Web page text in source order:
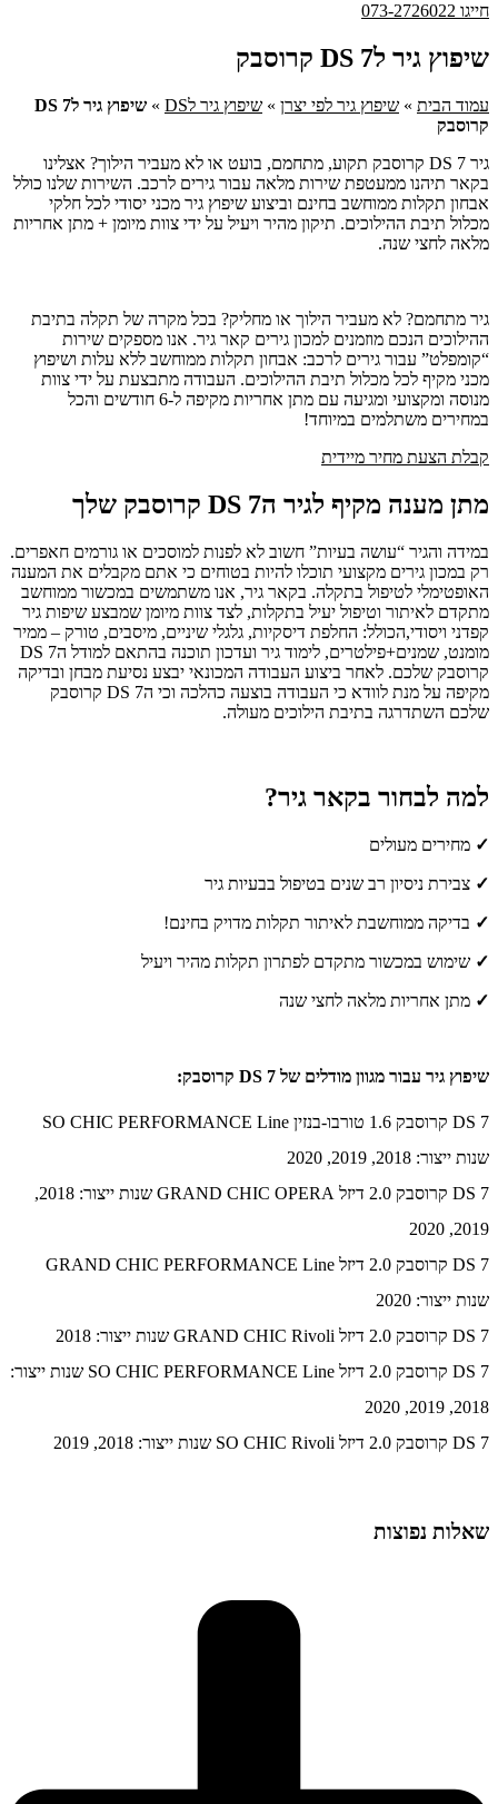
חייגו 073-2726022
שיפוץ גיר לDS 7 קרוסבק
עמוד הבית » שיפוץ גיר לפי יצרן » שיפוץ גיר לDS »
שיפוץ גיר לDS 7
קרוסבק
גיר DS 7 קרוסבק תקוע, מתחמם, בועט או לא מעביר הילוך? אצלינו
בקאר תיהנו ממעטפת שירות מלאה עבור גירים לרכב. השירות שלנו כולל
אבחון תקלות ממוחשב בחינם וביצוע שיפוץ גיר מכני יסודי לכל חלקי
מכלול תיבת ההילוכים. תיקון מהיר ויעיל על ידי צוות מיומן + מתן אחריות
מלאה לחצי שנה.
גיר מתחמם? לא מעביר הילוך או מחליק? בכל מקרה של תקלה בתיבת
ההילוכים הנכם מוזמנים למכון גירים קאר גיר. אנו מספקים שירות
“קומפלט” עבור גירים לרכב: אבחון תקלות ממוחשב ללא עלות ושיפוץ
מכני מקיף לכל מכלול תיבת ההילוכים. העבודה מתבצעת על ידי צוות
מנוסה ומקצועי ומגיעה עם מתן אחריות מקיפה ל-6 חודשים והכל
במחירים משתלמים במיוחד!
קבלת הצעת מחיר מיידית
מתן מענה מקיף לגיר הDS 7 קרוסבק שלך
במידה והגיר “עושה בעיות” חשוב לא לפנות למוסכים או גורמים חאפרים.
רק במכון גירים מקצועי תוכלו להיות בטוחים כי אתם מקבלים את המענה
האופטימלי לטיפול בתקלה. בקאר גיר, אנו משתמשים במכשור ממוחשב
מתקדם לאיתור וטיפול יעיל בתקלות, לצד צוות מיומן שמבצע שיפות גיר
קפדני ויסודי,הכולל: החלפת דיסקיות, גלגלי שיניים, מיסבים, טורק – ממיר
מומנט, שמנים+פילטרים, לימוד גיר ועדכון תוכנה בהתאם למודל הDS 7
קרוסבק שלכם. לאחר ביצוע העבודה המכונאי יבצע נסיעת מבחן ובדיקה
מקיפה על מנת לוודא כי העבודה בוצעה כהלכה וכי הDS 7 קרוסבק
שלכם השתדרגה בתיבת הילוכים מעולה.
למה לבחור בקאר גיר?
✓ מחירים מעולים
✓ צבירת ניסיון רב שנים בטיפול בבעיות גיר
✓ בדיקה ממוחשבת לאיתור תקלות מדויק בחינם!
✓ שימוש במכשור מתקדם לפתרון תקלות מהיר ויעיל
✓ מתן אחריות מלאה לחצי שנה
שיפוץ גיר עבור מגוון מודלים של DS 7 קרוסבק:
DS 7 קרוסבק 1.6 טורבו-בנזין SO CHIC PERFORMANCE Line
שנות ייצור: 2018, 2019, 2020
DS 7 קרוסבק 2.0 דיזל GRAND CHIC OPERA שנות ייצור: 2018,
2019, 2020
DS 7 קרוסבק 2.0 דיזל GRAND CHIC PERFORMANCE Line
שנות ייצור: 2020
DS 7 קרוסבק 2.0 דיזל GRAND CHIC Rivoli שנות ייצור: 2018
DS 7 קרוסבק 2.0 דיזל SO CHIC PERFORMANCE Line שנות ייצור:
2018, 2019, 2020
DS 7 קרוסבק 2.0 דיזל SO CHIC Rivoli שנות ייצור: 2018, 2019
שאלות נפוצות